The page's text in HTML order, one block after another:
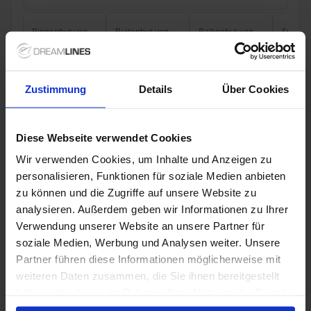
Zustimmung Details Über Cookies
Diese Webseite verwendet Cookies
Wir verwenden Cookies, um Inhalte und Anzeigen zu
personalisieren, Funktionen für soziale Medien anbieten
zu können und die Zugriffe auf unsere Website zu
analysieren. Außerdem geben wir Informationen zu Ihrer
Verwendung unserer Website an unsere Partner für
soziale Medien, Werbung und Analysen weiter. Unsere
Partner führen diese Informationen möglicherweise mit
weiteren Daten zusammen, die Sie ihnen bereitgestellt
Binnenhutvan
3,629 € p.p.
Buitenhutvan Balkonhutvan
5,149 €p.p.
Suite
Japan vanaf Tokio, Japan met de Diamond
Volpension
Princess Cruises - tot $ 600 boordtegoed
28 okt. 2028 28 Nachten Geen alternatieven